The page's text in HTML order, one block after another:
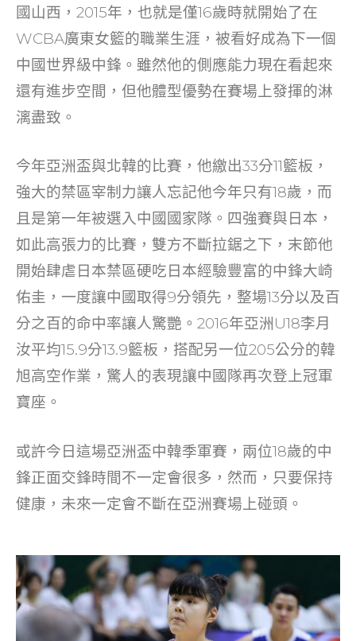
國山西，2015年，也就是僅16歲時就開始了在
WCBA廣東女籃的職業生涯，被看好成為下一個
中國世界級中鋒。雖然他的側應能力現在看起來
還有進步空間，但他體型優勢在賽場上發揮的淋
漓盡致。
今年亞洲盃與北韓的比賽，他繳出33分11籃板，
強大的禁區宰制力讓人忘記他今年只有18歲，而
且是第一年被選入中國國家隊。四強賽與日本，
如此高張力的比賽，雙方不斷拉鋸之下，末節他
開始肆虐日本禁區硬吃日本經驗豐富的中鋒大崎
佑圭，一度讓中國取得9分領先，整場13分以及百
分之百的命中率讓人驚艷。2016年亞洲U18李月
汝平均15.9分13.9籃板，搭配另一位205公分的韓
旭高空作業，驚人的表現讓中國隊再次登上冠軍
寶座。
或許今日這場亞洲盃中韓季軍賽，兩位18歲的中
鋒正面交鋒時間不一定會很多，然而，只要保持
健康，未來一定會不斷在亞洲賽場上碰頭。